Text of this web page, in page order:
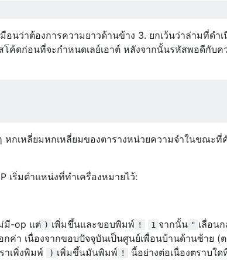
อนว่าต้องการความยาวด้านข้าง 3. ยกเว้นว่าล่ามที่ดำ
ค้ดก่อนที่จะกำหนดเลย์เอาต์ หลังจากนั้นรหัสพอดีกับค
หกเหลี่ยมหกเหลี่ยมของตารางหน่วยความจำในขณะที่
เริ่มตำแหน่งที่ทำเครื่องหมายไว้:
มี-op แต่ ) เพิ่มขึ้นและขอบพิมพ์ ! 1 จากนั้น " เลื่อน
กค่า เนื่องจากขอบปัจจุบันเป็นศูนย์เพื่อนบ้านด้านซ้าย (
ราเพิ่งพิมพ์ ) เพิ่มขึ้นมันพิมพ์ !
นี้อย่างต่อเนื่องตราบใด